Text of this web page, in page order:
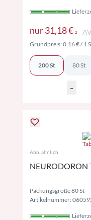
nur31,18 € 2
Grundpreis:0,16 €/ 1
200 St 80 St
-
Abb. ähnlich
NEURODORON
Packungsgröße 80 St
Artikelnummer: